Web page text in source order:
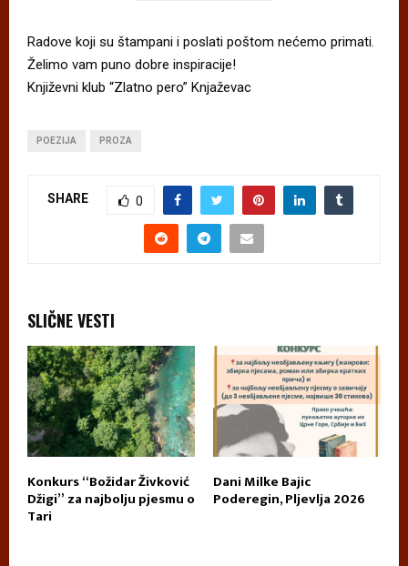
Radove koji su štampani i poslati poštom nećemo primati.
Želimo vam puno dobre inspiracije!
Književni klub “Zlatno pero” Knjaževac
POEZIJA PROZA
SHARE 0
SLIČNE VESTI
Konkurs “Božidar Živković
Džigi” za najbolju pjesmu o
Tari
Dani Milke Bajic
Poderegin, Pljevlja 2026